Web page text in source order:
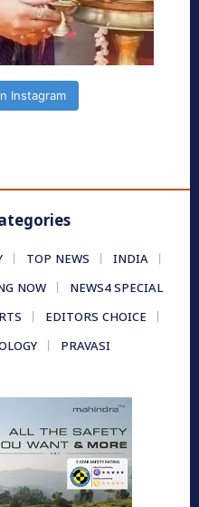
Instagram
TOP NEWS
INDIA
NOW
NEWS4 SPECIAL
EDITORS CHOICE
PRAVASI